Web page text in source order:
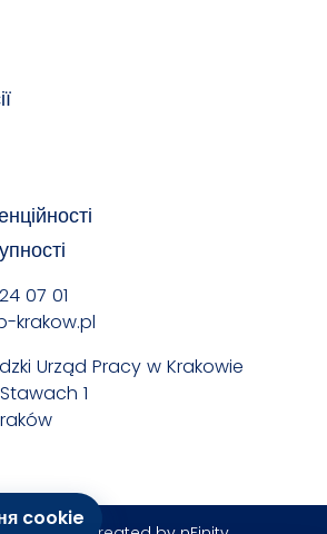
07 01
krakow.pl
Urząd Pracy w Krakowie
1
cookie